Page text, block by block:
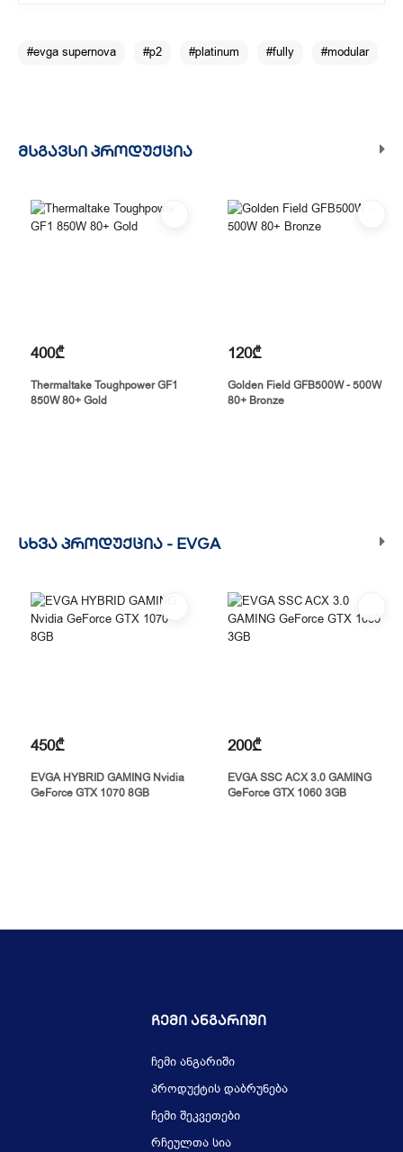
#evga supernova #p2 #platinum #fully #modular
ᲛᲡᲒᲐᲕᲡᲘ ᲞᲠᲝᲓᲣᲥᲪᲘᲐ
400₾
Thermaltake Toughpower GF1
850W 80+ Gold
120₾
Golden Field GFB500W - 500W
80+ Bronze
ᲡᲮᲕᲐ ᲞᲠᲝᲓᲣᲥᲪᲘᲐ - EVGA
450₾
EVGA HYBRID GAMING Nvidia
GeForce GTX 1070 8GB
200₾
EVGA SSC ACX 3.0 GAMING
GeForce GTX 1060 3GB
Ჩემი Ანგარიში
ჩემი ანგარიში
პროდუქტის დაბრუნება
ჩემი შეკვეთები
რჩეულთა სია